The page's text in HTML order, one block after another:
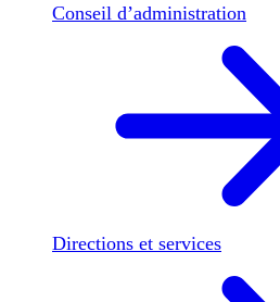
Conseil d’administration
Directions et services